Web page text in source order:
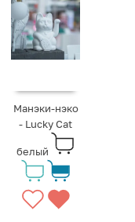
Манэки-нэко
- Lucky Cat
белый